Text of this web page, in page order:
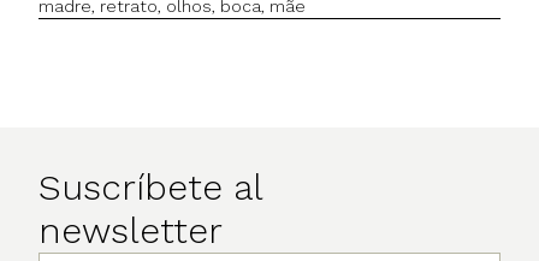
madre, retrato, olhos, boca, mãe
Suscríbete al
newsletter